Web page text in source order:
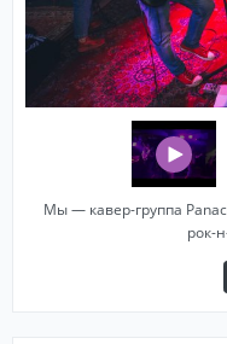
Мы — кавер-группа
рок-